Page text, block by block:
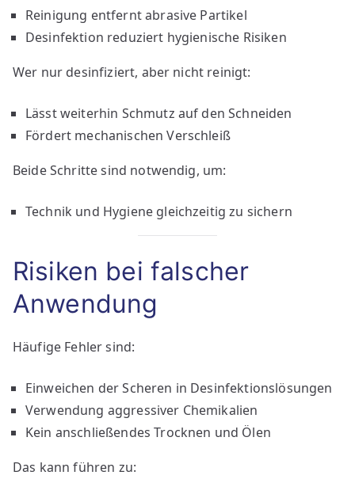
Reinigung entfernt abrasive Partikel
Desinfektion reduziert hygienische Risiken
Wer nur desinfiziert, aber nicht reinigt:
Lässt weiterhin Schmutz auf den Schneiden
Fördert mechanischen Verschleiß
Beide Schritte sind notwendig, um:
Technik und Hygiene gleichzeitig zu sichern
Risiken bei falscher
Anwendung
Häufige Fehler sind:
Einweichen der Scheren in Desinfektionslösungen
Verwendung aggressiver Chemikalien
Kein anschließendes Trocknen und Ölen
Das kann führen zu: